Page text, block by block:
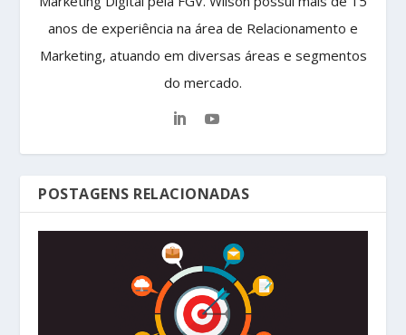
anos de experiência na área de Relacionamento e
Marketing, atuando em diversas áreas e segmentos
do mercado.
POSTAGENS RELACIONADAS